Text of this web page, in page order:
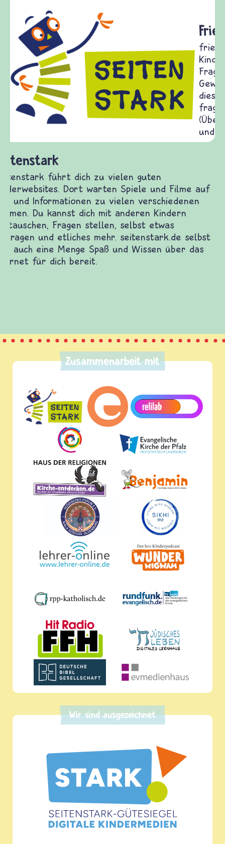
Frieden Fragen
frieden-fragen.de ist ein Internet-Angebot für
Kinder, Eltern und ErzieherInnen das zu
Fragen von Krieg und Frieden, Streit und
Gewalt informiert und einen Austausch zu
diesem Themenbereich ermöglicht. frieden-
fragen.de bietet Antworten auf wichtige
Zusammenarbeit mit
Wir sind ausgezeichnet